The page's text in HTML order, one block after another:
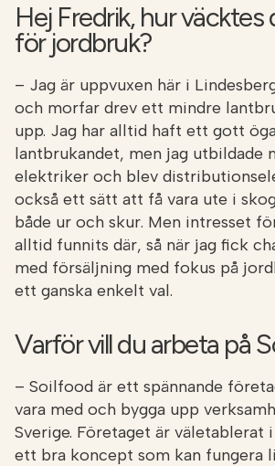
Hej Fredrik, hur
för jordbruk?
– Jag är uppvuxen här i
och morfar drev ett mindre
upp. Jag har alltid haft ett gott
lantbrukandet, men jag utbildade
elektriker och blev
också ett sätt att få vara ute i
både ur och skur. Men intresset
alltid funnits där, så när jag fick
med försäljning med fokus på
ett ganska enkelt val.
Varför vill du arbeta på
– Soilfood är ett spännande
vara med och bygga upp
Sverige. Företaget är väletablerat
ett bra koncept som kan fungera